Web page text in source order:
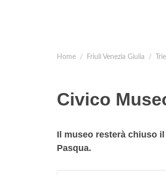
Home Friuli Venezia Giulia
Civico
Il museo resterà chiuso il
Pasqua.